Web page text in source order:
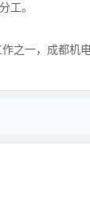
工。
之一，成都机